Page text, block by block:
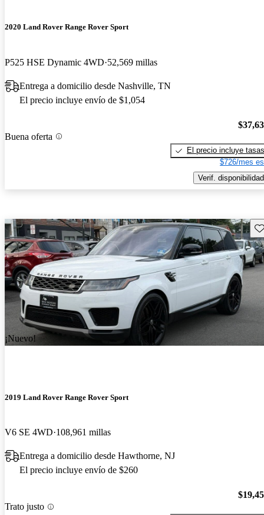
2020 Land Rover Range Rover Sport
P525 HSE Dynamic 4WD 52,569 millas
Entrega a domicilio desde Nashville, TN
El precio incluye envío de $1,054
Buena oferta
El precio incluye tasas
$726/mes
Verif. disponibilidad
¡Nuevo!
2019 Land Rover Range Rover Sport
V6 SE 4WD 108,961 millas
Entrega a domicilio desde Hawthorne, NJ
El precio incluye envío de $260
Trato justo